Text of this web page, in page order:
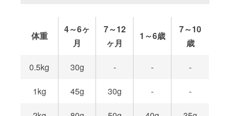
体重
4～6ヶ
月
7～12
ヶ月
1～6歳
7～10
歳
0.5kg 30g - - -
1kg 45g 30g - -